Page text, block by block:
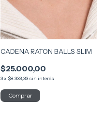
CADENA RATON BALLS SLIM
$25.000,00
3x $8.333,33 sin interés